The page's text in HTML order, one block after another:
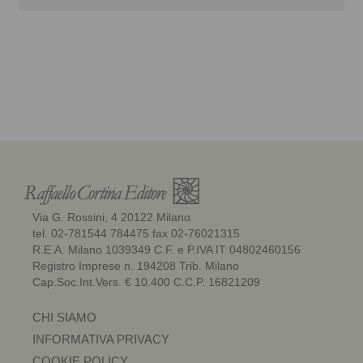
Via G. Rossini, 4 20122 Milano
tel. 02-781544 784475 fax 02-76021315
R.E.A. Milano 1039349 C.F. e P.IVA IT 04802460156
Registro Imprese n. 194208 Trib. Milano
Cap.Soc.Int.Vers. € 10.400 C.C.P. 16821209
CHI SIAMO
INFORMATIVA PRIVACY